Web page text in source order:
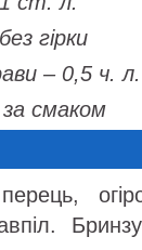
гірки
– 0,5 ч. л.
смаком